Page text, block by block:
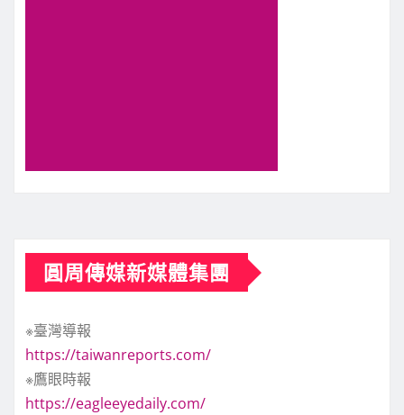
圓周傳媒新媒體集團
※臺灣導報
https://taiwanreports.com/
※鷹眼時報
https://eagleeyedaily.com/